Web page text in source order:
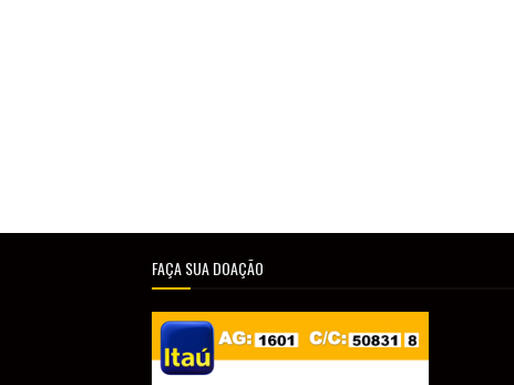
FAÇA SUA DOAÇÃO